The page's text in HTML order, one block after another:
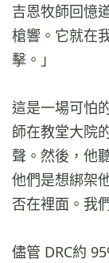
吉恩牧師回憶
槍響。它就在
擊。」
這是一場可怕
師在教堂大院
聲。然後，他
他們是想綁架
否在裡面。我
儘管 DRC約